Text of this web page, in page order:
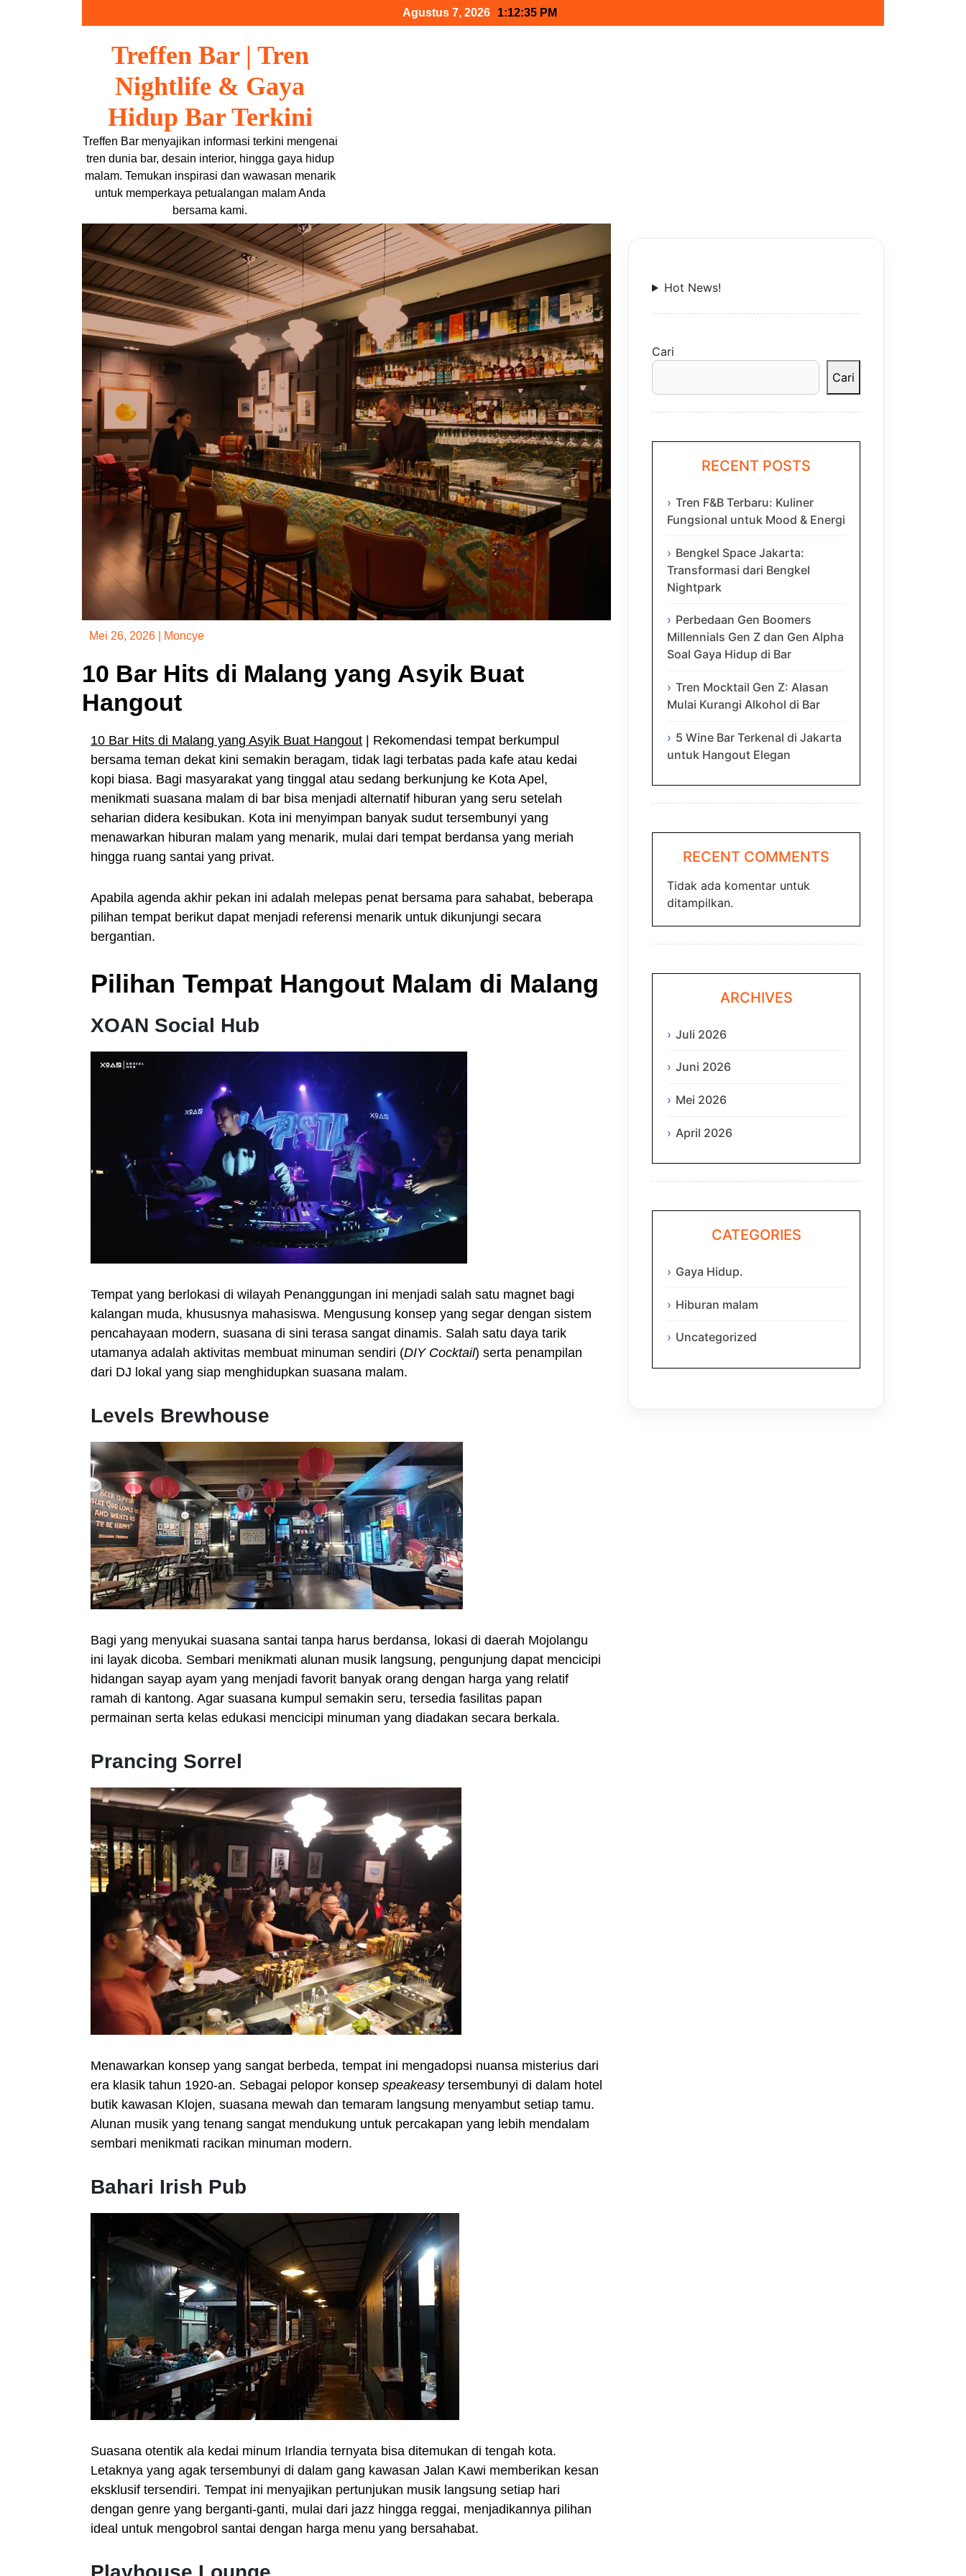
Agustus 7, 2026 1:12:37 PM
Treffen Bar | Tren
Nightlife & Gaya
Hidup Bar Terkini
Treffen Bar menyajikan informasi terkini mengenai
tren dunia bar, desain interior, hingga gaya hidup
malam. Temukan inspirasi dan wawasan menarik
untuk memperkaya petualangan malam Anda
bersama kami.
Mei 26, 2026 Moncye
10 Bar Hits di Malang yang Asyik Buat
Hangout
10 Bar Hits di Malang yang Asyik Buat Hangout | Rekomendasi tempat berkumpul
bersama teman dekat kini semakin beragam, tidak lagi terbatas pada kafe atau kedai
kopi biasa. Bagi masyarakat yang tinggal atau sedang berkunjung ke Kota Apel,
menikmati suasana malam di bar bisa menjadi alternatif hiburan yang seru setelah
seharian didera kesibukan. Kota ini menyimpan banyak sudut tersembunyi yang
menawarkan hiburan malam yang menarik, mulai dari tempat berdansa yang meriah
hingga ruang santai yang privat.
Apabila agenda akhir pekan ini adalah melepas penat bersama para sahabat, beberapa
pilihan tempat berikut dapat menjadi referensi menarik untuk dikunjungi secara
bergantian.
Pilihan Tempat Hangout Malam di Malang
XOAN Social Hub
Tempat yang berlokasi di wilayah Penanggungan ini menjadi salah satu magnet bagi
kalangan muda, khususnya mahasiswa. Mengusung konsep yang segar dengan sistem
pencahayaan modern, suasana di sini terasa sangat dinamis. Salah satu daya tarik
utamanya adalah aktivitas membuat minuman sendiri (DIY Cocktail) serta penampilan
dari DJ lokal yang siap menghidupkan suasana malam.
Levels Brewhouse
Bagi yang menyukai suasana santai tanpa harus berdansa, lokasi di daerah Mojolangu
ini layak dicoba. Sembari menikmati alunan musik langsung, pengunjung dapat mencicipi
hidangan sayap ayam yang menjadi favorit banyak orang dengan harga yang relatif
ramah di kantong. Agar suasana kumpul semakin seru, tersedia fasilitas papan
permainan serta kelas edukasi mencicipi minuman yang diadakan secara berkala.
Prancing Sorrel
Menawarkan konsep yang sangat berbeda, tempat ini mengadopsi nuansa misterius dari
era klasik tahun 1920-an. Sebagai pelopor konsep speakeasytersembunyi di dalam hotel
butik kawasan Klojen, suasana mewah dan temaram langsung menyambut setiap tamu.
Alunan musik yang tenang sangat mendukung untuk percakapan yang lebih mendalam
sembari menikmati racikan minuman modern.
Bahari Irish Pub
Suasana otentik ala kedai minum Irlandia ternyata bisa ditemukan di tengah kota.
Letaknya yang agak tersembunyi di dalam gang kawasan Jalan Kawi memberikan kesan
eksklusif tersendiri. Tempat ini menyajikan pertunjukan musik langsung setiap hari
dengan genre yang berganti-ganti, mulai dari jazz hingga reggai, menjadikannya pilihan
ideal untuk mengobrol santai dengan harga menu yang bersahabat.
Hot News!
Cari
Cari
RECENT POSTS
Tren F&B Terbaru: Kuliner
Fungsional untuk Mood & Energi
Bengkel Space Jakarta:
Transformasi dari Bengkel
Nightpark
Perbedaan Gen Boomers
Millennials Gen Z dan Gen Alpha
Soal Gaya Hidup di Bar
Tren Mocktail Gen Z: Alasan
Mulai Kurangi Alkohol di Bar
5 Wine Bar Terkenal di Jakarta
untuk Hangout Elegan
RECENT COMMENTS
Tidak ada komentar untuk
ditampilkan.
ARCHIVES
Juli 2026
Juni 2026
Mei 2026
April 2026
CATEGORIES
Gaya Hidup.
Hiburan malam
Uncategorized